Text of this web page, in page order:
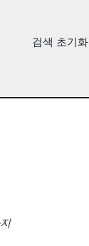
검색 초기화